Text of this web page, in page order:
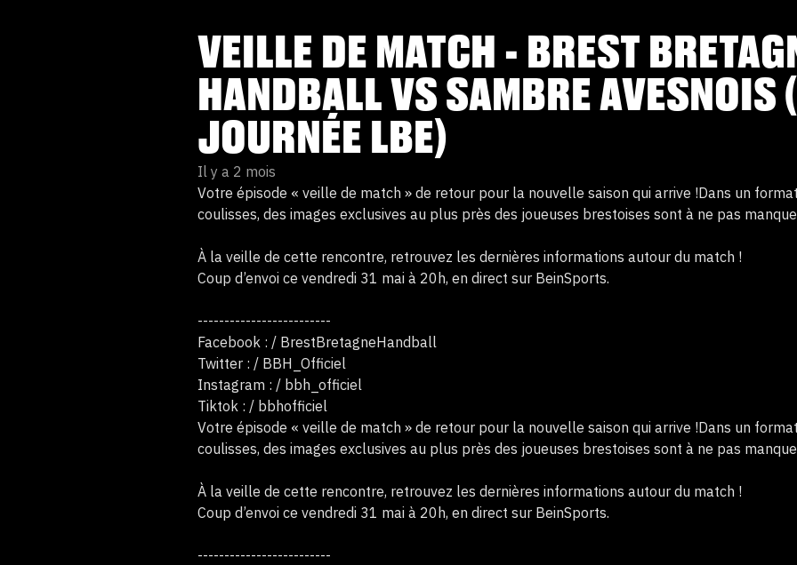
VEILLE DE MATCH - BREST
HANDBALL VS SAMBRE AVESNOIS
JOURNÉE LBE)
Il y a 2 mois
Votre épisode « veille de match » de retour pour la nouvelle saison qui arrive !Dans un
coulisses, des images exclusives au plus près des joueuses brestoises sont à ne pas
À la veille de cette rencontre, retrouvez les dernières informations autour du match !
Coup d’envoi ce vendredi 31 mai à 20h, en direct sur BeinSports.
-------------------------
Facebook : / BrestBretagneHandball
Twitter : / BBH_Officiel
Instagram : / bbh_officiel
Tiktok : / bbhofficiel
Votre épisode « veille de match » de retour pour la nouvelle saison qui arrive !Dans un
coulisses, des images exclusives au plus près des joueuses brestoises sont à ne pas
À la veille de cette rencontre, retrouvez les dernières informations autour du match !
Coup d’envoi ce vendredi 31 mai à 20h, en direct sur BeinSports.
-------------------------